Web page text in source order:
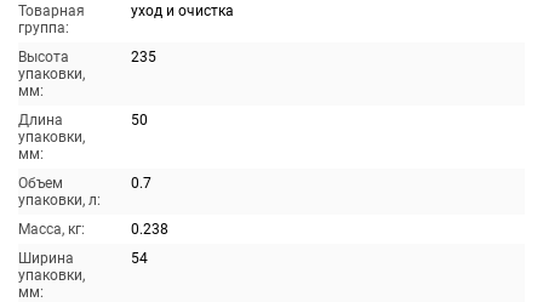
Товарная
группа:
уход и очистка
Высота
упаковки,
мм:
235
Длина
упаковки,
мм:
50
Объем
упаковки, л:
0.7
Масса, кг:
0.238
Ширина
упаковки,
мм:
54